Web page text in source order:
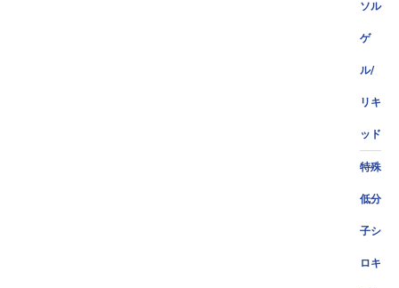
ソル
ゲ
ル/
リキ
ッド
特殊
低分
子シ
ロキ